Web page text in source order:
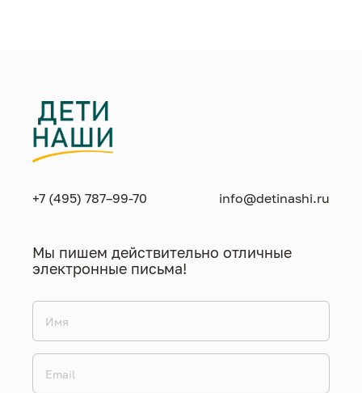
+7 (495) 787–99-70 info@detinashi.ru
Мы пишем действительно отличные
электронные письма!